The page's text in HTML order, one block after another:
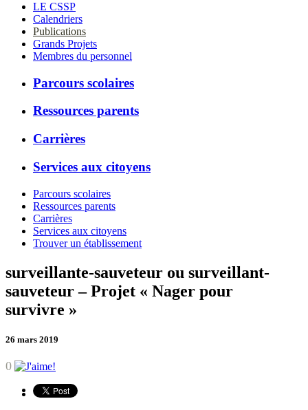
LE CSSP
Calendriers
Publications
Grands Projets
Membres du personnel
Parcours scolaires
Ressources parents
Carrières
Services aux citoyens
Parcours scolaires
Ressources parents
Carrières
Services aux citoyens
Trouver un établissement
surveillante-sauveteur ou surveillant-
sauveteur – Projet « Nager pour
survivre »
26 mars 2019
0